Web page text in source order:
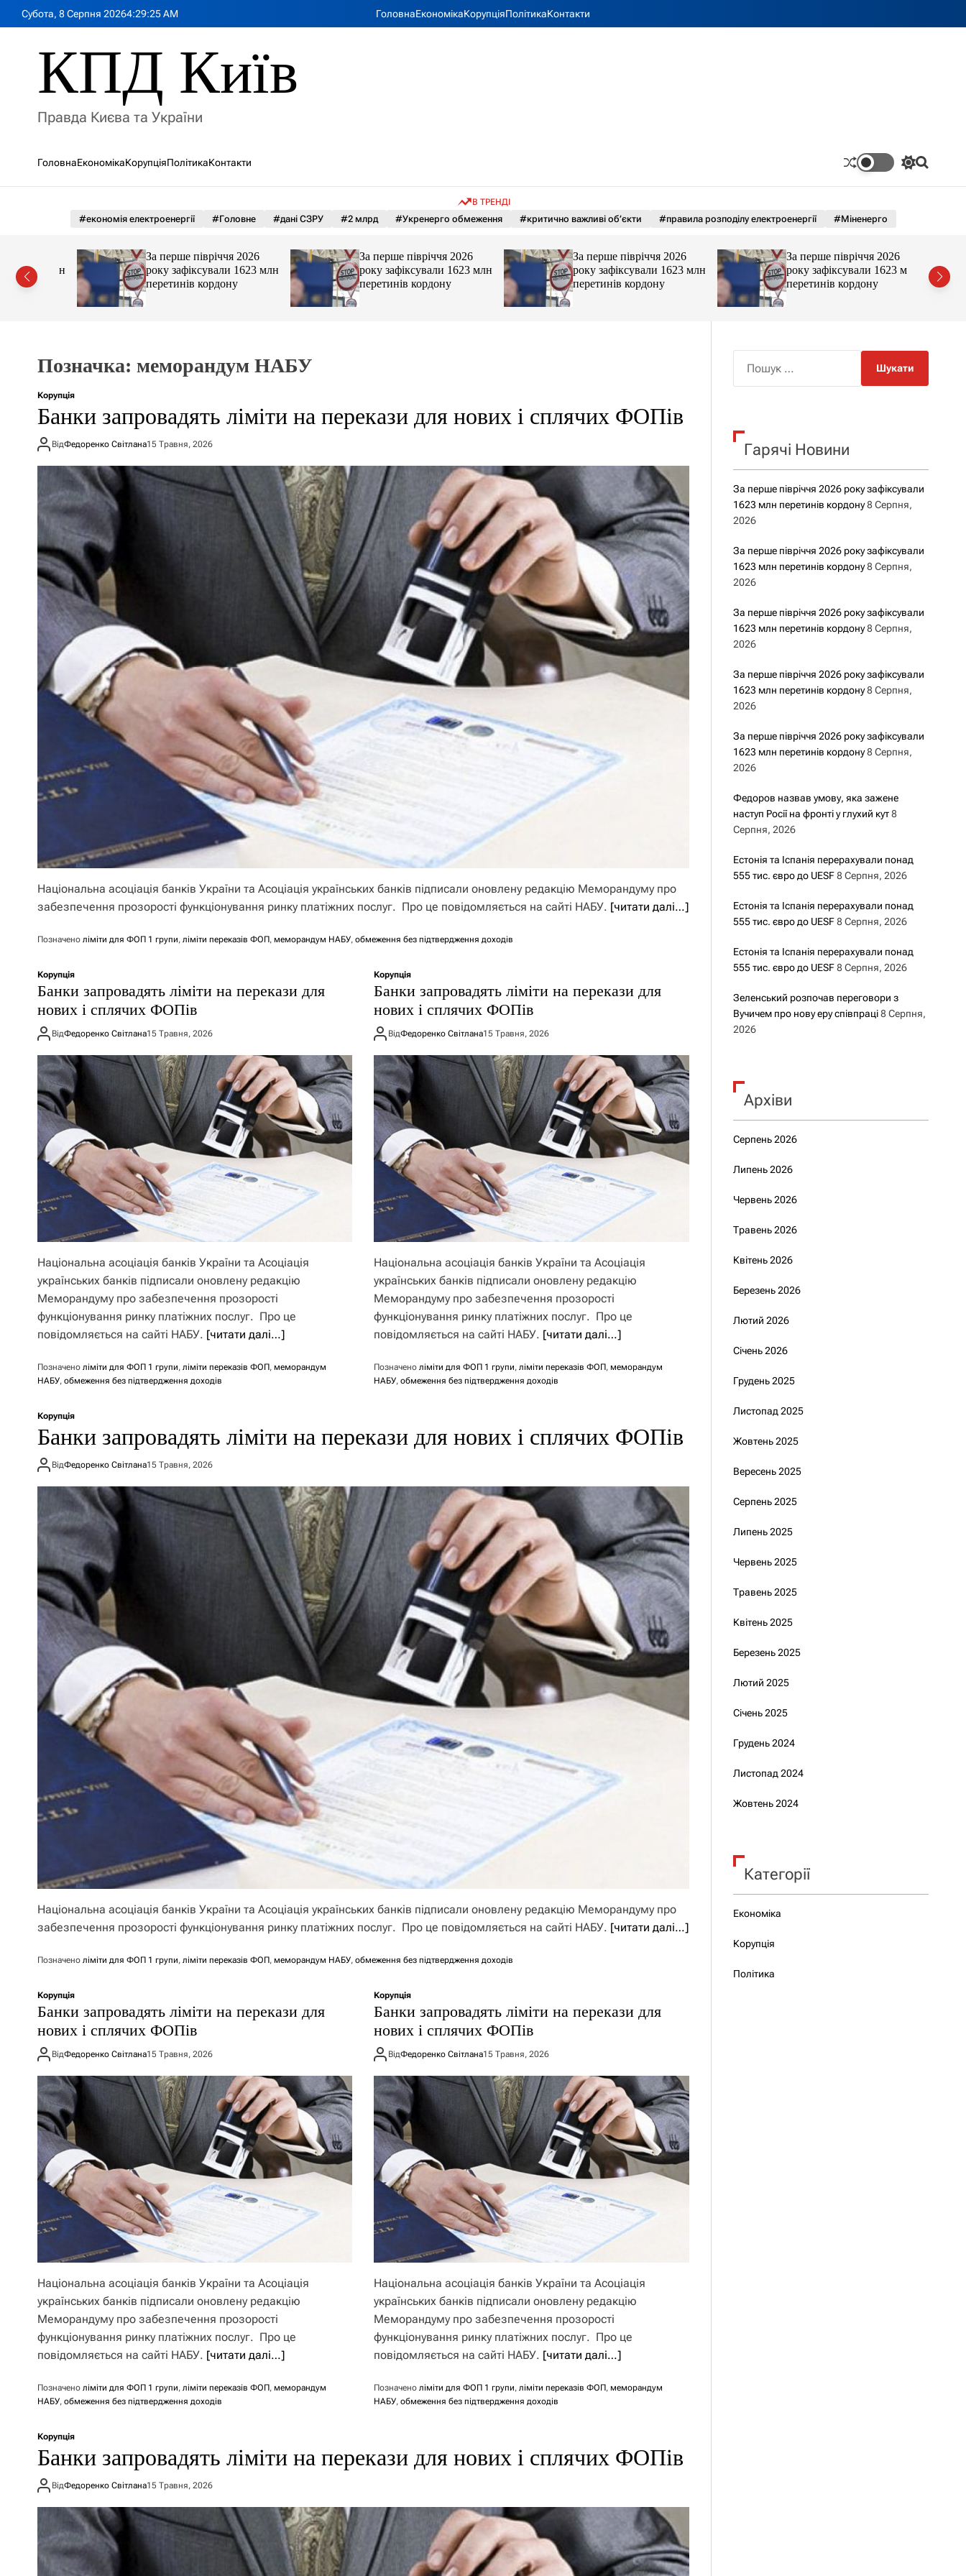
Субота, 8 Серпня 20264:29:27AM ГоловнаЕкономікаКорупціяПолітикаКонтакти
КПД Київ
Правда Києва та України
ГоловнаЕкономікаКорупціяПолітикаКонтакти
П
м
а
ч
к
о
в
о
г
у
П
В ТРЕНДІ
#економія електроенергії #Головне #дані СЗРУ #2 млрд #Укренерго обмеження #критично важливі об’єкти #правила розподілу електроенергії #Міненерго
млн
За перше півріччя 2026
року зафіксували 1623 млн
перетинів кордону
За перше півріччя 2026
року зафіксували 1623 млн
перетинів кордону
За перше півріччя 2026
року зафіксували 1623 млн
перетинів кордону
За перше півріччя 2026
року зафіксували 1623 млн
перетинів кордону
Позначка: меморандум НАБУ
Корупція
Банки запровадять ліміти на перекази для нових і сплячих ФОПів
ВідФедоренко Світлана15 Травня, 2026
Національна асоціація банків України та Асоціація українських банків підписали оновлену редакцію Меморандуму про
забезпечення прозорості функціонування ринку платіжних послуг. Про це повідомляється на сайті НАБУ. [читати далі…]
Позначено ліміти для ФОП 1 групи, ліміти переказів ФОП, меморандум НАБУ, обмеження без підтвердження доходів
Корупція
Банки запровадять ліміти на перекази для
нових і сплячих ФОПів
ВідФедоренко Світлана15 Травня, 2026
Національна асоціація банків України та Асоціація
українських банків підписали оновлену редакцію
Меморандуму про забезпечення прозорості
функціонування ринку платіжних послуг. Про це
повідомляється на сайті НАБУ. [читати далі…]
Позначено ліміти для ФОП 1 групи, ліміти переказів ФОП, меморандум
НАБУ, обмеження без підтвердження доходів
Корупція
Банки запровадять ліміти на перекази для
нових і сплячих ФОПів
ВідФедоренко Світлана15 Травня, 2026
Національна асоціація банків України та Асоціація
українських банків підписали оновлену редакцію
Меморандуму про забезпечення прозорості
функціонування ринку платіжних послуг. Про це
повідомляється на сайті НАБУ. [читати далі…]
Позначеноліміти для ФОП 1 групи,ліміти переказів ФОП,меморандум
НАБУ,обмеження без підтвердження доходів
Корупція
Банки запровадять ліміти на перекази для нових і сплячих ФОПів
ВідФедоренко Світлана15 Травня, 2026
Національна асоціація банків України та Асоціація українських банків підписали оновлену редакцію Меморандуму про
забезпечення прозорості функціонування ринку платіжних послуг. Про це повідомляється на сайті НАБУ. [читати далі…]
Позначено ліміти для ФОП 1 групи, ліміти переказів ФОП, меморандум НАБУ, обмеження без підтвердження доходів
Корупція
Банки запровадять ліміти на перекази для
нових і сплячих ФОПів
ВідФедоренко Світлана15 Травня, 2026
Національна асоціація банків України та Асоціація
українських банків підписали оновлену редакцію
Меморандуму про забезпечення прозорості
функціонування ринку платіжних послуг. Про це
повідомляється на сайті НАБУ. [читати далі…]
Позначено ліміти для ФОП 1 групи, ліміти переказів ФОП, меморандум
НАБУ, обмеження без підтвердження доходів
Корупція
Банки запровадять ліміти на перекази для
нових і сплячих ФОПів
ВідФедоренко Світлана15 Травня, 2026
Національна асоціація банків України та Асоціація
українських банків підписали оновлену редакцію
Меморандуму про забезпечення прозорості
функціонування ринку платіжних послуг. Про це
повідомляється на сайті НАБУ. [читати далі…]
Позначеноліміти для ФОП 1 групи,ліміти переказів ФОП,меморандум
НАБУ,обмеження без підтвердження доходів
Корупція
Банки запровадять ліміти на перекази для нових і сплячих ФОПів
ВідФедоренко Світлана15 Травня, 2026
к
Гарячі Новини
За перше півріччя 2026 року зафіксували
1623 млн перетинів кордону 8 Серпня,
2026
За перше півріччя 2026 року зафіксували
1623 млн перетинів кордону 8 Серпня,
2026
За перше півріччя 2026 року зафіксували
1623 млн перетинів кордону 8 Серпня,
2026
За перше півріччя 2026 року зафіксували
1623 млн перетинів кордону 8 Серпня,
2026
За перше півріччя 2026 року зафіксували
1623 млн перетинів кордону 8 Серпня,
2026
Федоров назвав умову, яка зажене
наступ Росії на фронті у глухий кут 8
Серпня, 2026
Естонія та Іспанія перерахували понад
555 тис. євро до UESF 8 Серпня, 2026
Естонія та Іспанія перерахували понад
555 тис. євро до UESF 8 Серпня, 2026
Естонія та Іспанія перерахували понад
555 тис. євро до UESF 8 Серпня, 2026
Зеленський розпочав переговори з
Вучичем про нову еру співпраці 8 Серпня,
2026
Архіви
Серпень 2026
Липень 2026
Червень 2026
Травень 2026
Квітень 2026
Березень 2026
Лютий 2026
Січень 2026
Грудень 2025
Листопад 2025
Жовтень 2025
Вересень 2025
Серпень 2025
Липень 2025
Червень 2025
Травень 2025
Квітень 2025
Березень 2025
Лютий 2025
Січень 2025
Грудень 2024
Листопад 2024
Жовтень 2024
Категорії
Економіка
Корупція
Політика